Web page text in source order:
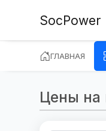
SocPower
ГЛАВНАЯ
Цены на